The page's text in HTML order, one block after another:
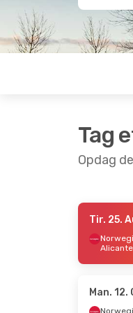
Tag
Opdag
- Man. 28.
Norwegian Air Sweden
- Aalborg
Tir. 25.
Alicante
Man. 12.